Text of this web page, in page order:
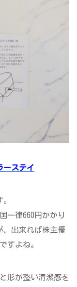
ーステイ
一律660円かかり
、出来れば株主優
すよね。
形が整い清潔感を